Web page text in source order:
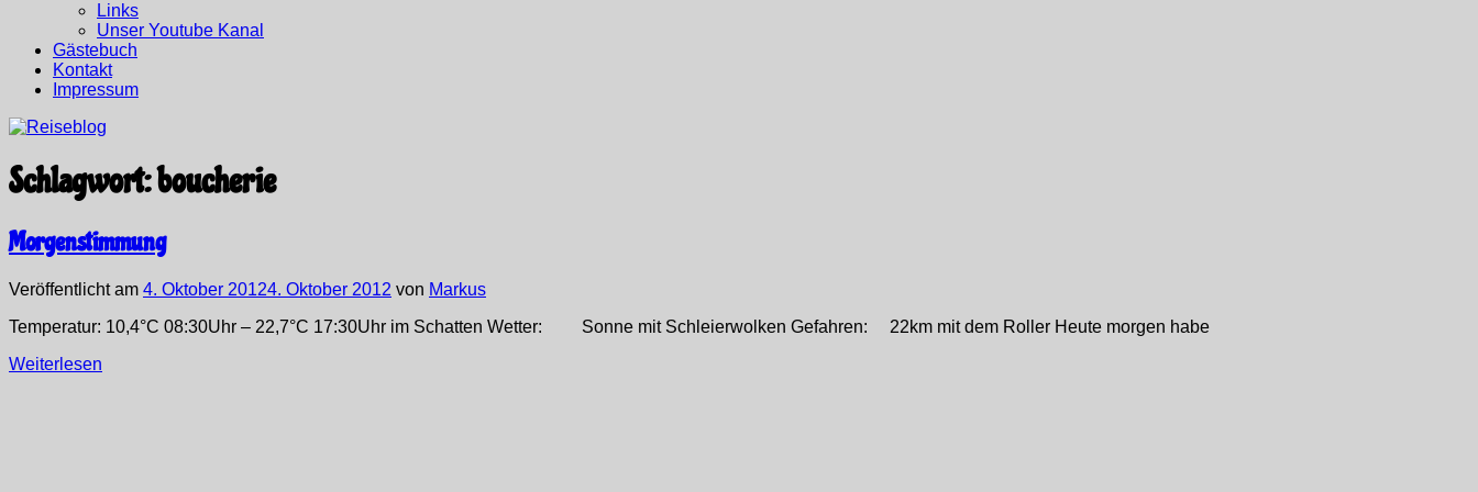
Links
Unser Youtube Kanal
Gästebuch
Kontakt
Impressum
Schlagwort:boucherie
Morgenstimmung
Veröffentlicht am 4. Oktober 20124. Oktober 2012 von Markus
Temperatur: 10,4°C 08:30Uhr – 22,7°C 17:30Uhr im Schatten Wetter: Sonne mit Schleierwolken Gefahren: 22km mit dem Roller Heute morgen habe
Weiterlesen